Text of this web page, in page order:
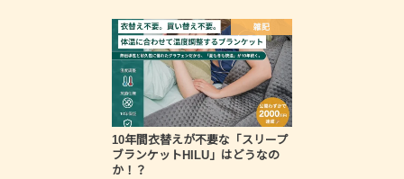
雑記
10年間衣替えが不要な「スリープ
ブランケットHILU」はどうなの
か！？